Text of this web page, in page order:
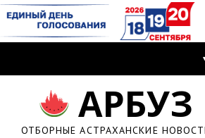
АРБУЗ
ОТБОРНЫЕ АСТРАХАНСКИЕ